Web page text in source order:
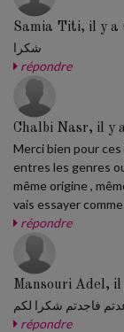
Samia Titi, il y a
شكرا
répondre
Chalbi Nasr, il y
Merci bien pour
entres les genres
même origine ,
vais essayer
répondre
Mansouri Adel, il
فاجدتم شكرا لكم
répondre